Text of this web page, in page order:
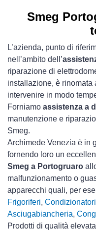
Smeg
L’azienda, punto di
nell’ambito dell’
riparazione di
installazione, è rinomata
intervenire in modo
Forniamo assistenza a
manutenzione e
Smeg.
Archimede Venezia è in
fornendo loro un
Smeg a Portogruaro
malfunzionamento o
apparecchi quali, per
Frigoriferi, Condizionatori
Asciugabiancheria,
Prodotti di qualità